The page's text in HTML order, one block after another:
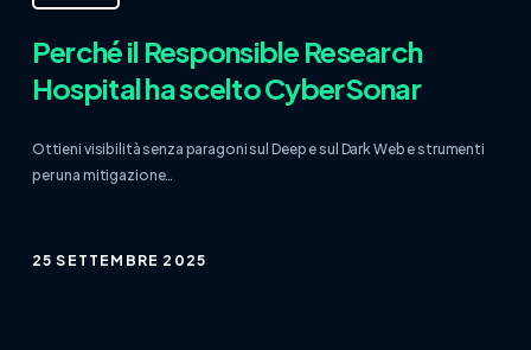
Perché il Responsible Research
Hospital ha scelto CyberSonar
Ottieni visibilità senza paragoni sul Deep e sul Dark Web e strumenti
per una mitigazione…
25 SETTEMBRE 2025